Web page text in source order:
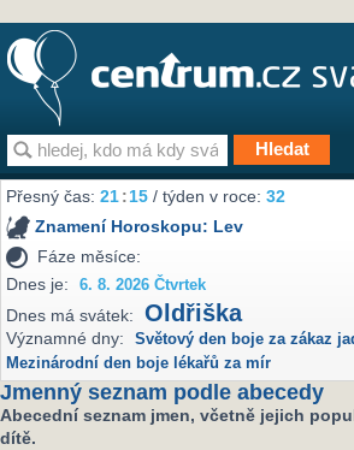
Přesný čas:21:15 / týden v roce:32
Znamení Horoskopu: Lev
Fáze měsíce:
Dnes je:
6. 8. 2026 Čtvrtek
Dnes má svátek: Oldřiška
Významné dny: Světový den boje za zákaz
Mezinárodní den boje lékařů za mír
Jmenný seznam podle abecedy
Abecední seznam jmen, včetně jejich
dítě.